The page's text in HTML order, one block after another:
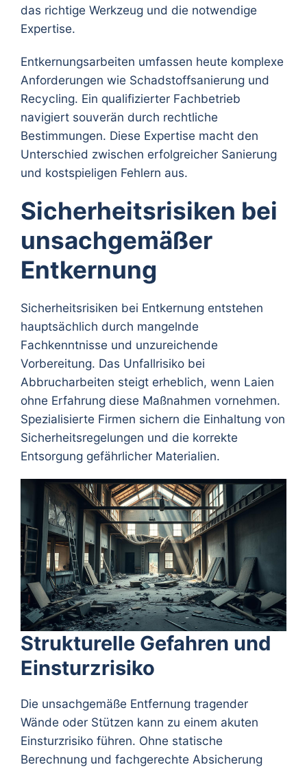
das richtige Werkzeug und die notwendige
Expertise.
Entkernungsarbeiten umfassen heute komplexe
Anforderungen wie Schadstoffsanierung und
Recycling. Ein qualifizierter Fachbetrieb
navigiert souverän durch rechtliche
Bestimmungen. Diese Expertise macht den
Unterschied zwischen erfolgreicher Sanierung
und kostspieligen Fehlern aus.
Sicherheitsrisiken bei
unsachgemäßer
Entkernung
Sicherheitsrisiken bei Entkernung entstehen
hauptsächlich durch mangelnde
Fachkenntnisse und unzureichende
Vorbereitung. Das Unfallrisiko bei
Abbrucharbeiten steigt erheblich, wenn Laien
ohne Erfahrung diese Maßnahmen vornehmen.
Spezialisierte Firmen sichern die Einhaltung von
Sicherheitsregelungen und die korrekte
Entsorgung gefährlicher Materialien.
Strukturelle Gefahren und
Einsturzrisiko
Die unsachgemäße Entfernung tragender
Wände oder Stützen kann zu einem akuten
Einsturzrisiko führen. Ohne statische
Berechnung und fachgerechte Absicherung